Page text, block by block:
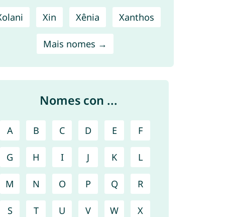
Xin Xênia Xanthos
Mais nomes →
Nomes con ...
A B C D E F
G H I J K L
M N O P Q R
S T U V W X